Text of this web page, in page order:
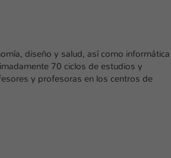
diseño y salud, así como informática
70 ciclos de estudios y
y profesoras en los centros de